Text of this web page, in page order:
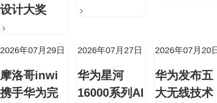
设计大奖
2026年07月29日
摩洛哥inwi
携手华为完
2026年07月27日
华为星河
16000系列AI
2026年07月20
华为发布五
大无线技术